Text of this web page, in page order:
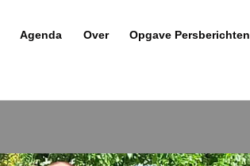
Agenda Over Opgave Persberichten